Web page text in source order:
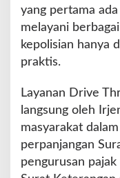
l
,
l
d
a
i
a
yang pertama
melayani
kepolisian hanya
praktis.
Layanan Drive
langsung oleh
masyarakat
perpanjangan
pengurusan